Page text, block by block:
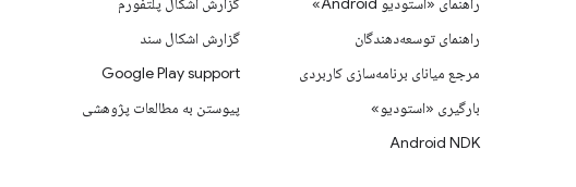
راهنمای توسعه‌دهندگان
مرجع میانای برنامه‌سازی کاربردی
بارگیری «استودیو»
Android NDK
گزارش اشکال سند
Google Play support
پیوستن به مطالعات پژوهشی